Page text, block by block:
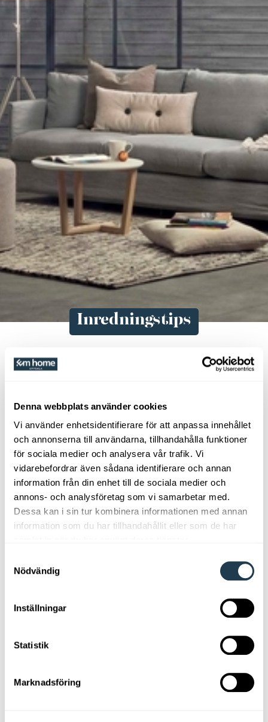
Denna webbplats använder cookies
Vi använder enhetsidentifierare för att anpassa innehållet
och annonserna till användarna, tillhandahålla funktioner
för sociala medier och analysera vår trafik. Vi
vidarebefordrar även sådana identifierare och annan
information från din enhet till de sociala medier och
annons- och analysföretag som vi samarbetar med.
Dessa kan i sin tur kombinera informationen med annan
information som du har tillhandahållit eller som de har
Nödvändig
Inställningar
Statistik
Marknadsföring
Inredningstips
Vi har samlat inspiration och
hemmet här. Dessa guider och
artiklar kan vara till hjälp och
inspiration när du ska göra val
och fatta beslut om din
inredning hemma hos dig.